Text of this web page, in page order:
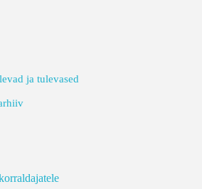
ja tulevased